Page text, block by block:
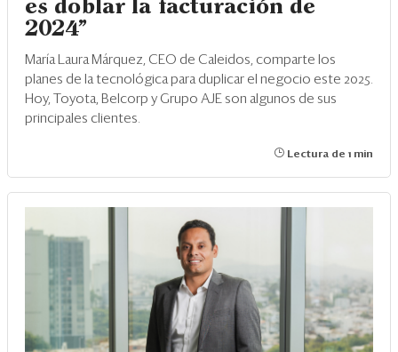
es doblar la facturación de
2024”
María Laura Márquez, CEO de Caleidos, comparte los
planes de la tecnológica para duplicar el negocio este 2025.
Hoy, Toyota, Belcorp y Grupo AJE son algunos de sus
principales clientes.
Lectura de 1 min